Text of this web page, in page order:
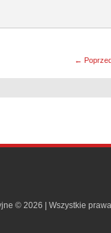
←
© 2026 | Wszystkie